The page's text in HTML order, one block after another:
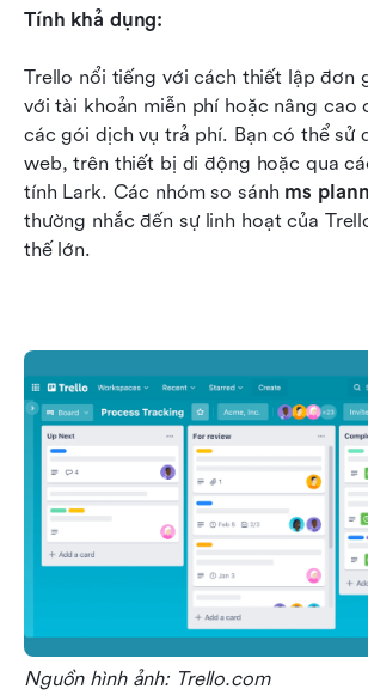
Tính khả dụng:
Trello nổi tiếng với cách thiết lập đơn
với tài khoản miễn phí hoặc nâng cao
các gói dịch vụ trả phí. Bạn có thể sử
web, trên thiết bị di động hoặc qua
tính Lark. Các nhóm so sánh ms
thường nhắc đến sự linh hoạt của
thế lớn.
Nguồn hình ảnh: Trello.com